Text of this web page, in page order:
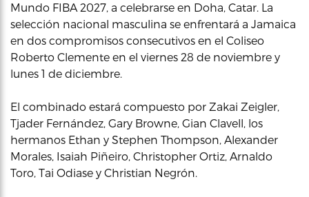
Mundo FIBA 2027, a celebrarse en Doha, Catar. La
selección nacional masculina se enfrentará a Jamaica
en dos compromisos consecutivos en el Coliseo
Roberto Clemente en el viernes 28 de noviembre y
lunes 1 de diciembre.
El combinado estará compuesto por Zakai Zeigler,
Tjader Fernández, Gary Browne, Gian Clavell, los
hermanos Ethan y Stephen Thompson, Alexander
Morales, Isaiah Piñeiro, Christopher Ortiz, Arnaldo
Toro, Tai Odiase y Christian Negrón.